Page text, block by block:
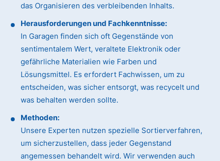
das Organisieren des verbleibenden Inhalts.
Herausforderungen und Fachkenntnisse:
In Garagen finden sich oft Gegenstände von
sentimentalem Wert, veraltete Elektronik oder
gefährliche Materialien wie Farben und
Lösungsmittel. Es erfordert Fachwissen, um zu
entscheiden, was sicher entsorgt, was recycelt und
was behalten werden sollte.
Methoden:
Unsere Experten nutzen spezielle Sortierverfahren,
um sicherzustellen, dass jeder Gegenstand
angemessen behandelt wird. Wir verwenden auch